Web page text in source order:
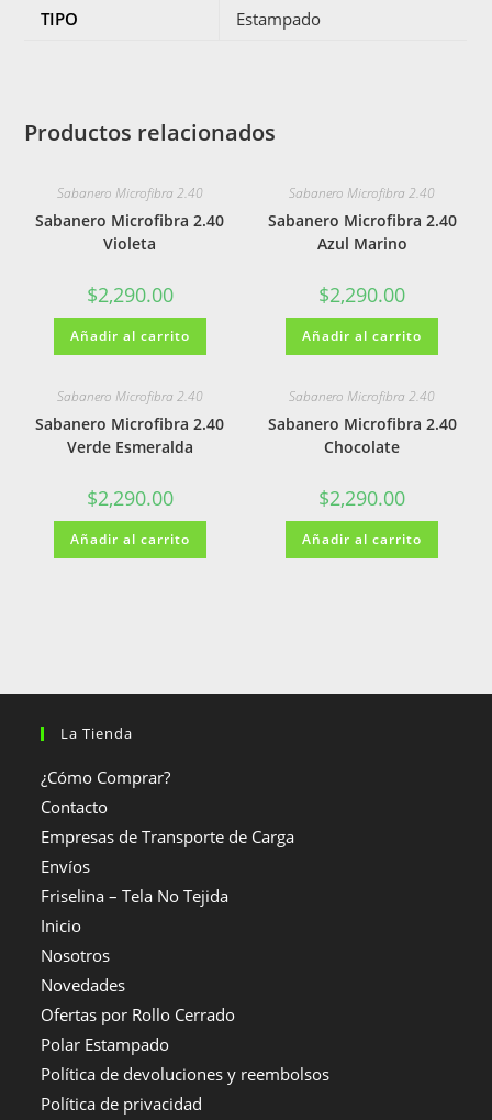
TIPO Estampado
Productos relacionados
Sabanero Microfibra 2.40
Sabanero Microfibra 2.40
Violeta
$2,290.00
Añadir al carrito
Sabanero Microfibra 2.40
Sabanero Microfibra 2.40
Azul Marino
$2,290.00
Añadir al carrito
Sabanero Microfibra 2.40
Sabanero Microfibra 2.40
Verde Esmeralda
$2,290.00
Añadir al carrito
Sabanero Microfibra 2.40
Sabanero Microfibra 2.40
Chocolate
$2,290.00
Añadir al carrito
La Tienda
¿Cómo Comprar?
Contacto
Empresas de Transporte de Carga
Envíos
Friselina – Tela No Tejida
Inicio
Nosotros
Novedades
Ofertas por Rollo Cerrado
Polar Estampado
Política de devoluciones y reembolsos
Política de privacidad